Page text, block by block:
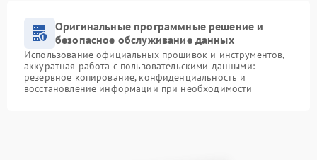
Оригинальные программные решение и
безопасное обслуживание данных
Использование официальных прошивок и инструментов,
аккуратная работа с пользовательскими данными:
резервное копирование, конфиденциальность и
восстановление информации при необходимости